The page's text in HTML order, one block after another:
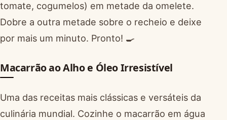
tomate, cogumelos) em metade da omelete.
Dobre a outra metade sobre o recheio e deixe
por mais um minuto. Pronto! 🍳
Macarrão ao Alho e Óleo Irresistível
Uma das receitas mais clássicas e versáteis da
culinária mundial. Cozinhe o macarrão em água